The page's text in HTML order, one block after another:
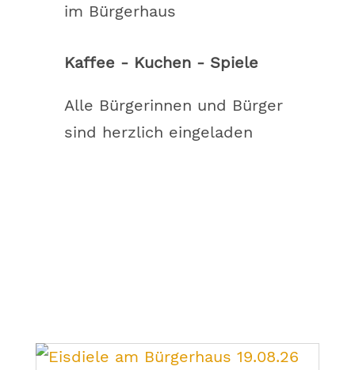
im Bürgerhaus
Kaffee - Kuchen - Spiele
Alle Bürgerinnen und Bürger
sind herzlich eingeladen